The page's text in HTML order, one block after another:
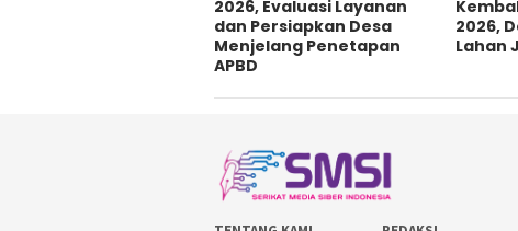
2026, Evaluasi Layanan
dan Persiapkan Desa
Menjelang Penetapan
APBD
2026,
Lahan